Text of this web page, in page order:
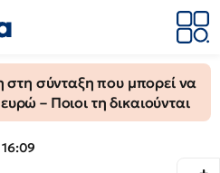
σύνταξη που μπορεί να
– Ποιοι τη δικαιούνται